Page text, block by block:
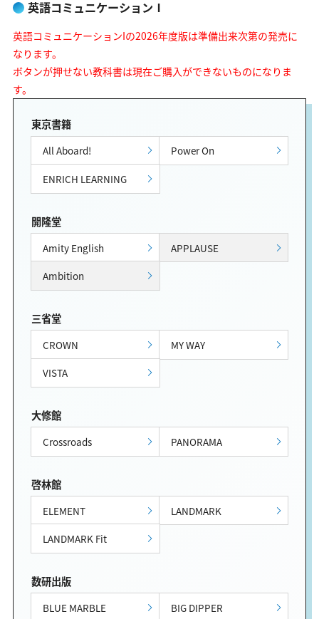
英語コミュニケーションⅠ
英語コミュニケーションIの2026年度版は準備出来次第の発売に
なります。
ボタンが押せない教科書は現在ご購入ができないものになりま
す。
東京書籍
All Aboard!
Power On
ENRICH LEARNING
開隆堂
Amity English
APPLAUSE
Ambition
三省堂
CROWN
MY WAY
VISTA
大修館
Crossroads PANORAMA
啓林館
ELEMENT
LANDMARK
LANDMARK Fit
数研出版
BLUE MARBLE
BIG DIPPER